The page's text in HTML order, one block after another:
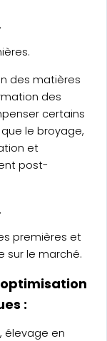
des matières
des
certains
le broyage,
et
post-
premières et
sur le marché.
:
élevage en